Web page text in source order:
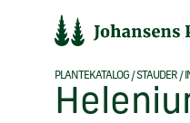
PLANTEKATALOG/STAUDER /